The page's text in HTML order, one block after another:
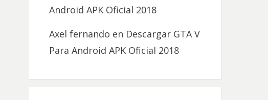
Android APK Oficial 2018
Axel fernando en Descargar GTA V
Para Android APK Oficial 2018